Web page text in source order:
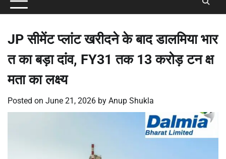
JP सीमेंट प्लांट खरीदने के बाद डालमिया भार
त का बड़ा दांव, FY31 तक 13 करोड़ टन क्ष
मता का लक्ष्य
Posted on June 21, 2026 by Anup Shukla